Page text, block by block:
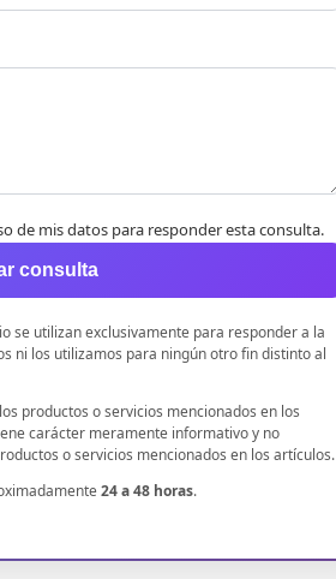
de mis datos para responder esta consulta.
consulta
se utilizan exclusivamente para responder a la
ni los utilizamos para ningún otro fin distinto al
productos o servicios mencionados en los
carácter meramente informativo y no
o servicios mencionados en los artículos.
24 a 48 horas.